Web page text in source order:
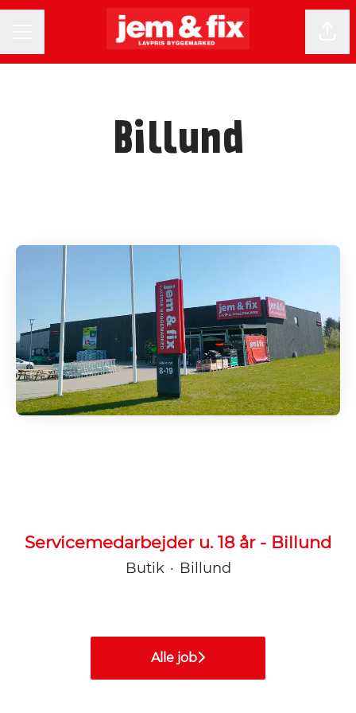
Billund
Servicemedarbejder u. 18 år - Billund
Butik · Billund
Alle job